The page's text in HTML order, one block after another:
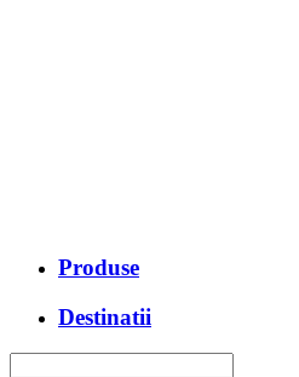
Produse
Destinatii